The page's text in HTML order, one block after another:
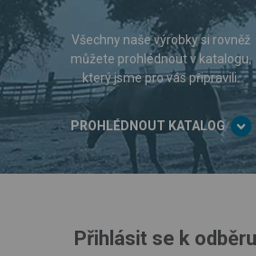
Všechny naše výrobky si rovněž
můžete prohlédnout v katalogu,
který jsme pro vás připravili.
PROHLÉDNOUT KATALOG
Přihlásit se k